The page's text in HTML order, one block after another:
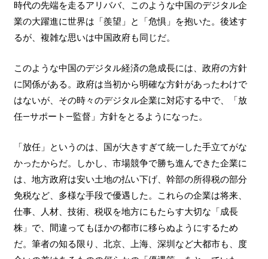
時代の先端を走るアリババ、このような中国のデジタル企
業の大躍進に世界は「羨望」と「危惧」を抱いた。後述す
るが、複雑な思いは中国政府も同じだ。
このような中国のデジタル経済の急成長には、政府の方針
に関係がある。政府は当初から明確な方針があったわけで
はないが、その時々のデジタル企業に対応する中で、「放
任―サポート―監督」方針をとるようになった。
「放任」というのは、国が大きすぎて統一した手立てがな
かったからだ。しかし、市場競争で勝ち進んできた企業に
は、地方政府は安い土地の払い下げ、幹部の所得税の部分
免税など、多様な手段で優遇した。これらの企業は将来、
仕事、人材、技術、税収を地方にもたらす大切な「成長
株」で、間違ってもほかの都市に移らぬようにするため
だ。筆者の知る限り、北京、上海、深圳など大都市も、度